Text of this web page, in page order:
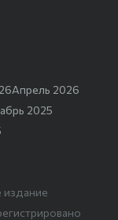
Апрель 2026
2025
издание